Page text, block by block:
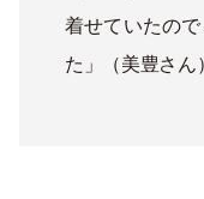
着せていたの
た」（美豊さん）